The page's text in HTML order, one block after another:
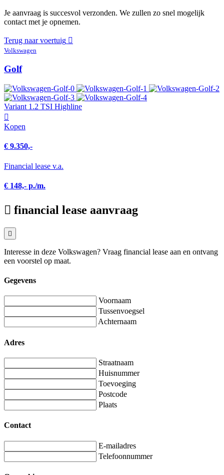
Je aanvraag is succesvol verzonden. We zullen zo snel mogelijk
contact met je opnemen.
Terug naar voertuig
Volkswagen
Golf
Variant 1.2 TSI Highline
Kopen
€ 9.350,-
Financial lease v.a.
€ 148,- p./m.
financial lease aanvraag
Interesse in deze Volkswagen? Vraag financial lease aan en ontvang
een voorstel op maat.
Gegevens
Voornaam
Tussenvoegsel
Achternaam
Adres
Straatnaam
Huisnummer
Toevoeging
Postcode
Plaats
Contact
E-mailadres
Telefoonnummer